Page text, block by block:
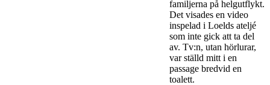
familjerna på helgutflykt.
Det visades en video
inspelad i Loelds ateljé
som inte gick att ta del
av. Tv:n, utan hörlurar,
var ställd mitt i en
passage bredvid en
toalett.